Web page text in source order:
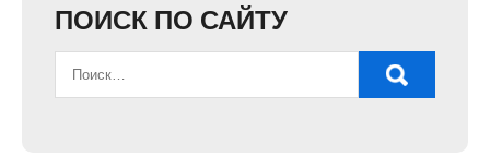
ПОИСК ПО САЙТУ